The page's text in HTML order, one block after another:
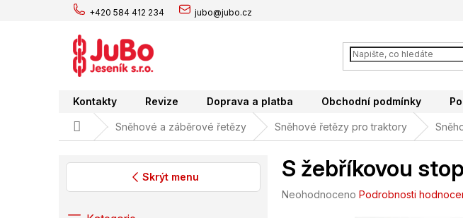
+420 584 412 234 jubo@jubo.cz
Kontakty Revize Doprava a platba Obchodní podmínky
Domů Sněhové a záběrové řetězy Sněhové řetězy pro traktory
Skrýt menu S žebříkovou
Průměrné
Neohodnoceno Podrobnosti